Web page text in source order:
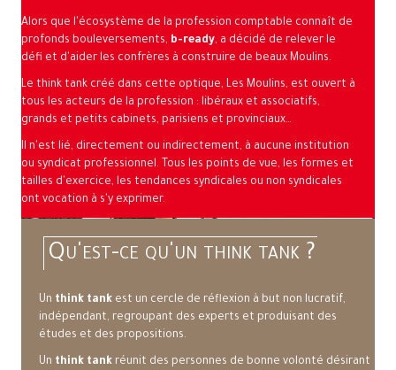
Alors que l'écosystème de la profession comptable connaît de
profonds bouleversements, b-ready, a décidé de relever le
défi et d'aider les confrères à construire de beaux Moulins.
Le think tank créé dans cette optique, Les Moulins, est ouvert à
tous les acteurs de la profession : libéraux et associatifs,
grands et petits cabinets, parisiens et provinciaux…
Il n'est lié, directement ou indirectement, à aucune institution
ou syndicat professionnel. Tous les points de vue, les formes et
tailles d'exercice, les tendances syndicales ou non syndicales
ont vocation à s'y exprimer.
Qu'est-ce qu'un think tank ?
Un think tank est un cercle de réflexion à but non lucratif,
indépendant, regroupant des experts et produisant des
études et des propositions.
Un think tank réunit des personnes de bonne volonté désirant